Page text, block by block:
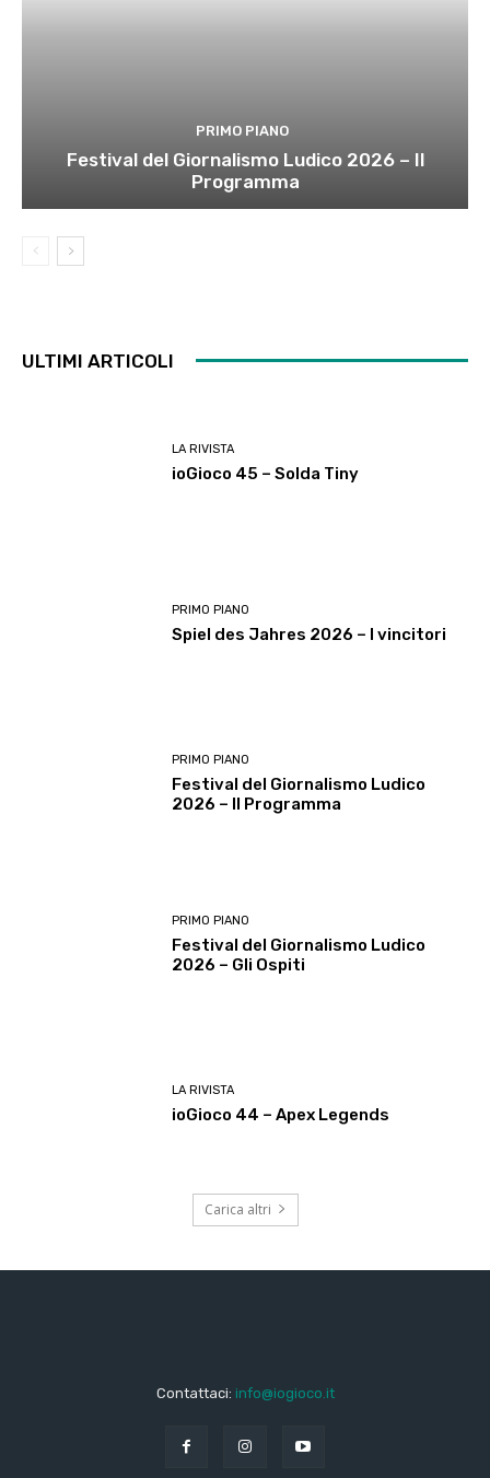
PRIMO PIANO
Festival del Giornalismo Ludico 2026 – Il
Programma
ULTIMI ARTICOLI
LA RIVISTA
ioGioco 45 – Solda Tiny
PRIMO PIANO
Spiel des Jahres 2026 – I vincitori
PRIMO PIANO
Festival del Giornalismo Ludico
2026 – Il Programma
PRIMO PIANO
Festival del Giornalismo Ludico
2026 – Gli Ospiti
LA RIVISTA
ioGioco 44 – Apex Legends
Carica altri
Contattaci: info@iogioco.it